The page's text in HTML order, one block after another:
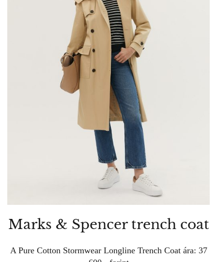
Marks & Spencer trench coat
A Pure Cotton Stormwear Longline Trench Coat ára: 37